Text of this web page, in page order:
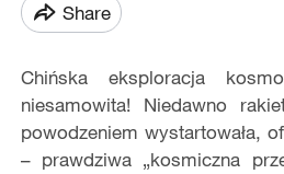
Share
Chińska eksploracja
niesamowita! Niedawno
powodzeniem wystartowała,
– prawdziwa „kosmiczna